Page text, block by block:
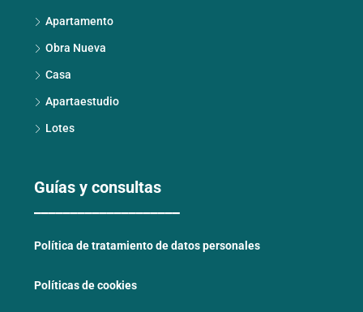
Apartamento
Obra Nueva
Casa
Apartaestudio
Lotes
Guías y consultas
Política de tratamiento de datos personales
Políticas de cookies